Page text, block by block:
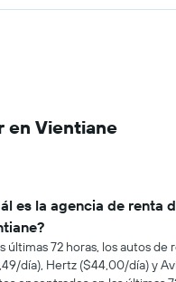
en Vientiane
es la agencia de renta
últimas 72 horas, los autos
día), Hertz ($44,00/día) y